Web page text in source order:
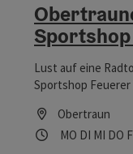
Lust auf eine
Sportshop
Obertraun
MO Montag
DI MI DO